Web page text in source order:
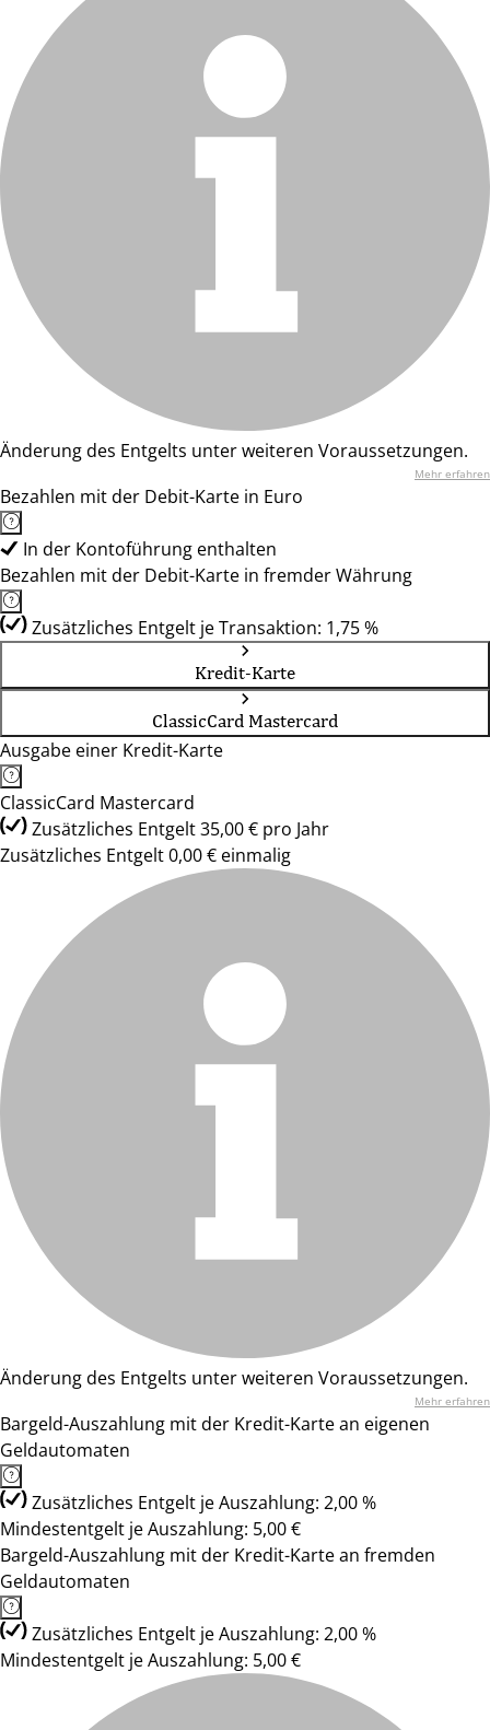
Änderung des Entgelts unter weiteren Voraussetzungen.
Mehr erfahren
Bezahlen mit der Debit-Karte in Euro
In der Kontoführung enthalten
Bezahlen mit der Debit-Karte in fremder Währung
Zusätzliches Entgelt je Transaktion: 1,75 %
Kredit-Karte
ClassicCard Mastercard
Ausgabe einer Kredit-Karte
ClassicCard Mastercard
Zusätzliches Entgelt 35,00 € pro Jahr
Zusätzliches Entgelt 0,00 € einmalig
Änderung des Entgelts unter weiteren Voraussetzungen.
Mehr erfahren
Bargeld-Auszahlung mit der Kredit-Karte an eigenen
Geldautomaten
Zusätzliches Entgelt je Auszahlung: 2,00 %
Mindestentgelt je Auszahlung: 5,00 €
Bargeld-Auszahlung mit der Kredit-Karte an fremden
Geldautomaten
Zusätzliches Entgelt je Auszahlung: 2,00 %
Mindestentgelt je Auszahlung: 5,00 €